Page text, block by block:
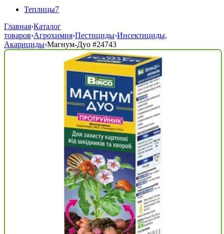
Теплицы7
Главная›Каталог
товаров›Агрохимия›Пестициды›Инсектициды,
Акарициды›Магнум-Дуо #24743